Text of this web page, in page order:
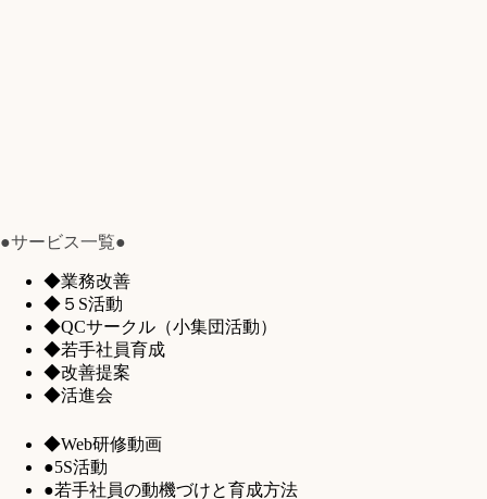
●サービス一覧●
◆業務改善
◆５S活動
◆QCサークル（小集団活動）
◆若手社員育成
◆改善提案
◆活進会
◆Web研修動画
●5S活動
●若手社員の動機づけと育成方法